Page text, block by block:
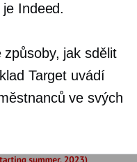
Indeed.
jak sdělit
Target uvádí
ve svých